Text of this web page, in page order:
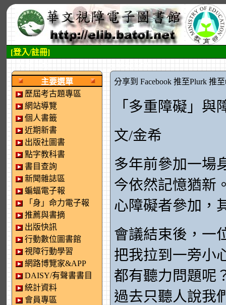
[登入/註冊]
主要選單
歷屆考古題專區
網站導覽
個人書籤
近期新書
出版社圖書
點字教科書
書目查詢
新聞雜誌區
蝙蝠電子報
「身」命力電子報
推薦與書摘
出版快訊
行動數位圖書館
視障行動學習
網路博覽家&APP
DAISY/有聲書書目
統計資料
會員專區
分享到 Facebook 推至Plurk 推
「多重障礙」與
文/金希
多年前參加一場
今依然記憶猶新
心障礙者參加，
會議結束後，一
把我拉到一旁小
都有聽力問題呢
過去只聽人說我